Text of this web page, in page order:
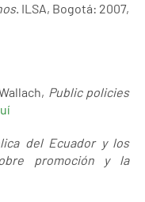
. ILSA, Bogotá: 2007,
Public policies
del Ecuador y los
promoción y la